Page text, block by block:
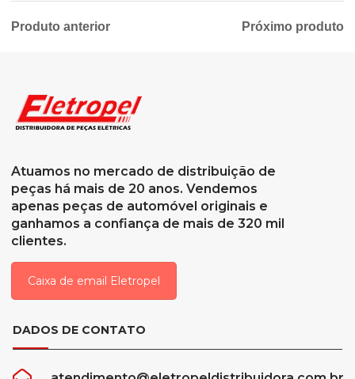
Produto anterior Próximo produto
Atuamos no mercado de distribuição de
peças há mais de 20 anos. Vendemos
apenas peças de automóvel originais e
ganhamos a confiança de mais de 320 mil
clientes.
Caixa de email Eletropel
DADOS DE CONTATO